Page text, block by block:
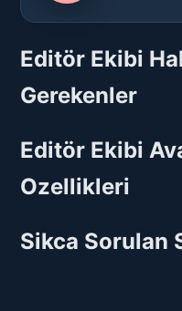
Editör Ekibi
Gerekenler
Editör Ekibi
Ozellikleri
Sikca Sorulan